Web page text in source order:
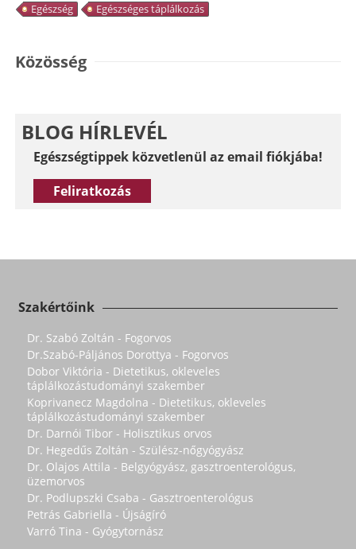
Egészség Egészséges táplálkozás
Közösség
BLOG HÍRLEVÉL
Egészségtippek közvetlenül az email fiókjába!
Feliratkozás
Szakértőink
Dr. Szabó Zoltán - Fogorvos
Dr.Szabó-Páljános Dorottya - Fogorvos
Dobor Viktória - Dietetikus, okleveles
táplálkozástudományi szakember
Koprivanecz Magdolna - Dietetikus, okleveles
táplálkozástudományi szakember
Dr. Darnói Tibor - Holisztikus orvos
Dr. Hegedűs Zoltán - Szülész-nőgyógyász
Dr. Olajos Attila - Belgyógyász, gasztroenterológus,
üzemorvos
Dr. Podlupszki Csaba - Gasztroenterológus
Petrás Gabriella - Újságíró
Varró Tina - Gyógytornász